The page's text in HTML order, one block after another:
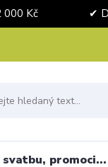
2 000 Kč ✔
promoci...